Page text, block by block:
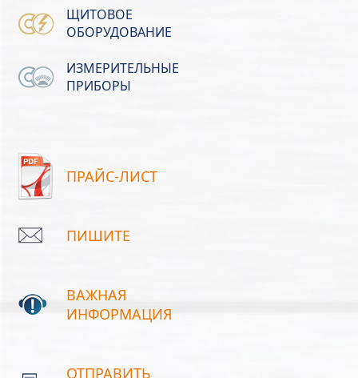
ЩИТОВОЕ
ОБОРУДОВАНИЕ
ИЗМЕРИТЕЛЬНЫЕ
ПРИБОРЫ
ПРАЙС-ЛИСТ
ПИШИТЕ
ВАЖНАЯ
ИНФОРМАЦИЯ
ОТПРАВИТЬ